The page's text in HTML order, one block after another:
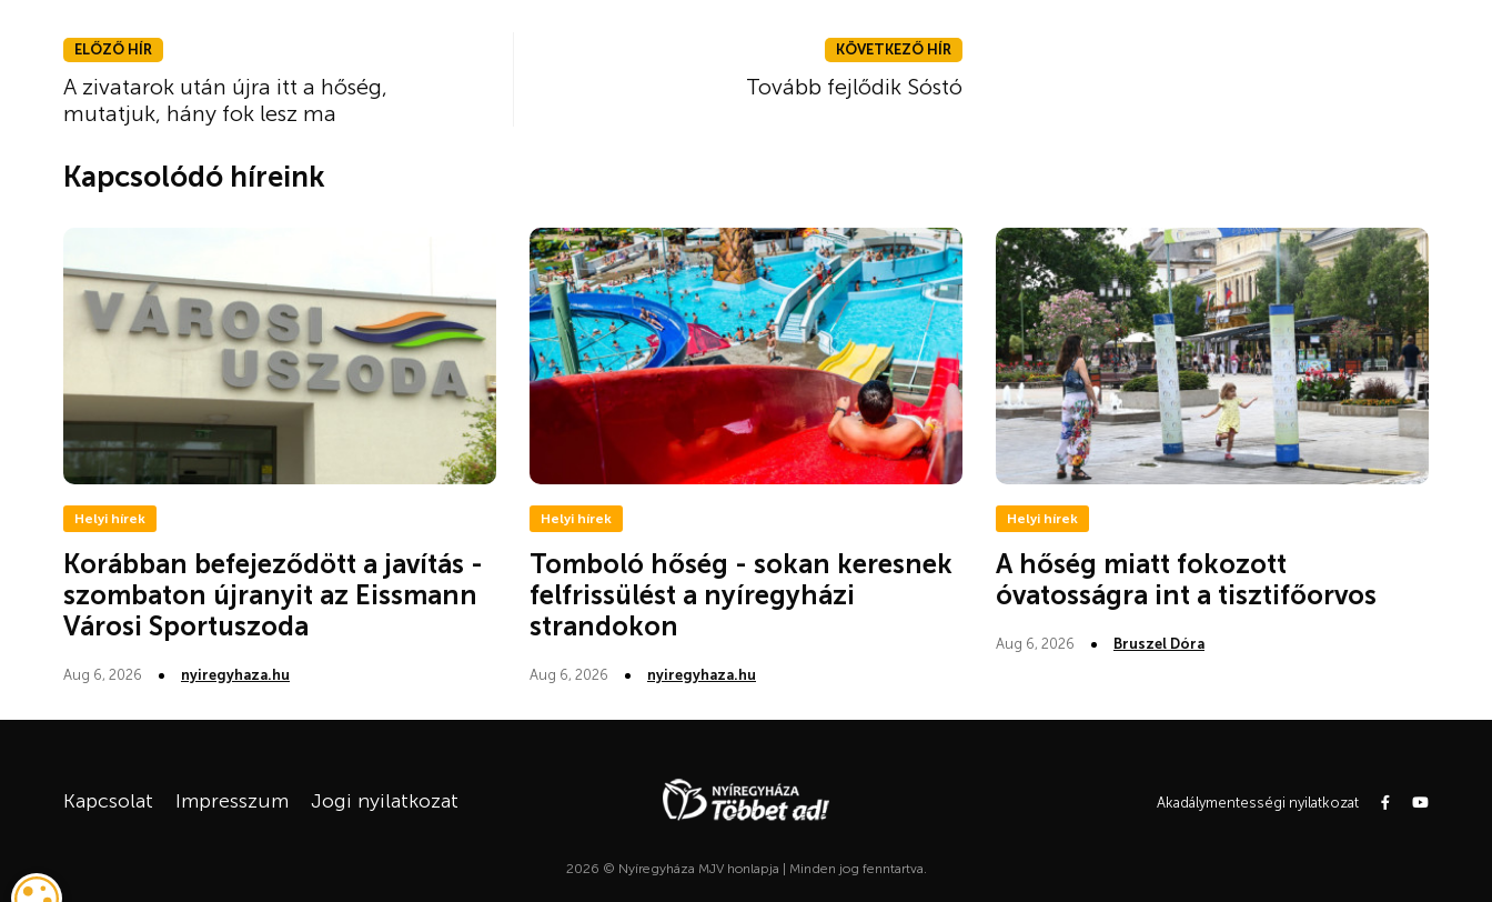
ELŐZŐ HÍR
A zivatarok után újra itt a hőség,
mutatjuk, hány fok lesz ma
KÖVETKEZŐ HÍR
Tovább fejlődik Sóstó
Kapcsolódó híreink
Helyi hírek
Korábban befejeződött a javítás -
szombaton újranyit az Eissmann
Városi Sportuszoda
Aug 6, 2026 nyiregyhaza.hu
Helyi hírek
Tomboló hőség - sokan keresnek
felfrissülést a nyíregyházi
strandokon
Aug 6, 2026 nyiregyhaza.hu
Helyi hírek
A hőség miatt fokozott
óvatosságra int a tisztifőorvos
Aug 6, 2026 Bruszel Dóra
Kapcsolat Impresszum Jogi nyilatkozat Akadálymentességi nyilatkozat
2026 © Nyíregyháza MJV honlapja | Minden jog fenntartva.